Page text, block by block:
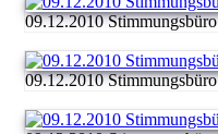
09.12.2010 Stimmungsbüro
09.12.2010 Stimmungsbüro